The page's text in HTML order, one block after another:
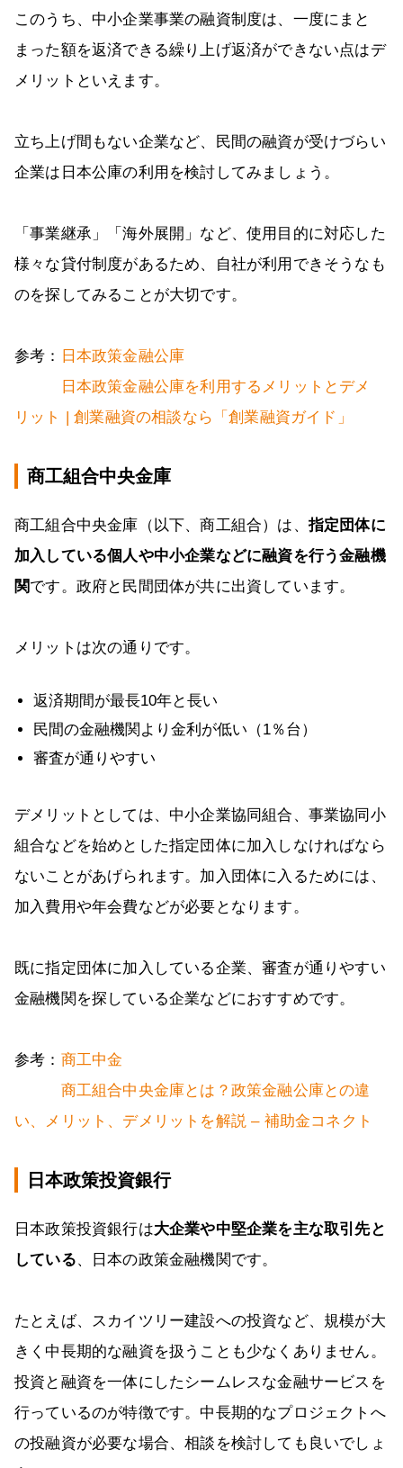
このうち、中小企業事業の融資制度は、一度にまと
まった額を返済できる繰り上げ返済ができない点はデ
メリットといえます。
立ち上げ間もない企業など、民間の融資が受けづらい
企業は日本公庫の利用を検討してみましょう。
「事業継承」「海外展開」など、使用目的に対応した
様々な貸付制度があるため、自社が利用できそうなも
のを探してみることが大切です。
参考：
日本政策金融公庫
日本政策金融公庫を利用するメリットとデメ
リット | 創業融資の相談なら「創業融資ガイド」
商工組合中央金庫
商工組合中央金庫（以下、商工組合）は、 指定団体に
加入している個人や中小企業などに融資を行う金融機
関です。政府と民間団体が共に出資しています。
メリットは次の通りです。
返済期間が最長10年と長い
民間の金融機関より金利が低い（1％台）
審査が通りやすい
デメリットとしては、中小企業協同組合、事業協同小
組合などを始めとした指定団体に加入しなければなら
ないことがあげられます。加入団体に入るためには、
加入費用や年会費などが必要となります。
既に指定団体に加入している企業、審査が通りやすい
金融機関を探している企業などにおすすめです。
参考： 商工中金
商工組合中央金庫とは？政策金融公庫との違
い、メリット、デメリットを解説 – 補助金コネクト
日本政策投資銀行
日本政策投資銀行は大企業や中堅企業を主な取引先と
している、日本の政策金融機関です。
たとえば、スカイツリー建設への投資など、規模が大
きく中長期的な融資を扱うことも少なくありません。
投資と融資を一体にしたシームレスな金融サービスを
行っているのが特徴です。中長期的なプロジェクトへ
の投融資が必要な場合、相談を検討しても良いでしょ